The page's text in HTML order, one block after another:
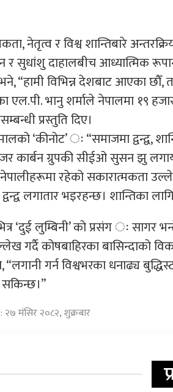
नेतृत्व र विश्व शान्तिबारे
र सुधांशु दाहालबीच आध्यात्मिक
“हामी विभिन्न देशबाट आएका छौँ,
एल.पी. भानु शर्माले नेपालमा १९
प्रस्तुति दिए।
‘कीनोट’ ः “समाजमा द्वन्द्व,
कार्बन ग्रुपकी सीईओ सुसन झु
रहेको सकारात्मकता
लगातार भइरहन्छ। शान्तिका
‘दुई लुम्बिनी’ को प्रसंग ः सागर
गर्दै कोषबाहिरका बासिन्दाको
गर्न विश्वभरका धनाढ्य
२७ मंसिर २०८२, शुक्रबार